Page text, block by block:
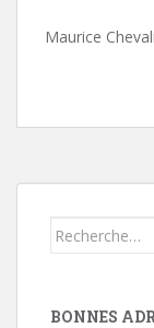
Maurice
Search
BONNES